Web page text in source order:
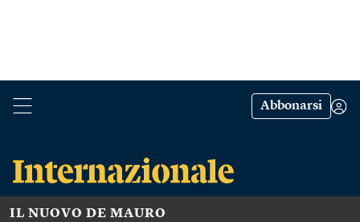
Abbonarsi
IL NUOVO DE MAURO